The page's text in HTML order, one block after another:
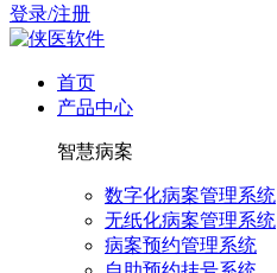
登录/注册
首页
产品中心
智慧病案
数字化病案管理系统
无纸化病案管理系统
病案预约管理系统